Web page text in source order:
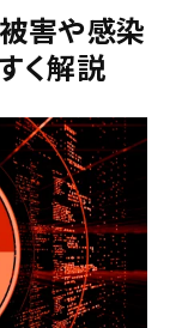
害や感染
く解説